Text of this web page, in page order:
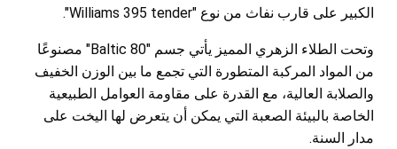
الكبير على قارب نفاث من نوع "Williams 395 tender".
وتحت الطلاء الزهري المميز يأتي جسم "Baltic 80" مصنوعًا
من المواد المركبة المتطورة التي تجمع ما بين الوزن الخفيف
والصلابة العالية، مع القدرة على مقاومة العوامل الطبيعية
الخاصة بالبيئة الصعبة التي يمكن أن يتعرض لها اليخت على
مدار السنة.